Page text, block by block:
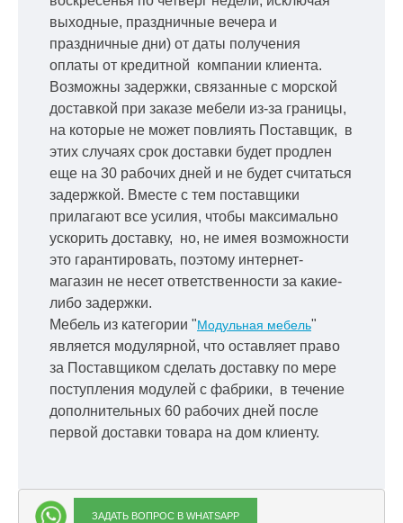
выходные, праздничные вечера и
праздничные дни) от даты получения
оплаты от кредитной компании клиента.
Возможны задержки, связанные с морской
доставкой при заказе мебели из-за границы,
на которые не может повлиять Поставщик, в
этих случаях срок доставки будет продлен
еще на 30 рабочих дней и не будет считаться
задержкой. Вместе с тем поставщики
прилагают все усилия, чтобы максимально
ускорить доставку, но, не имея возможности
это гарантировать, поэтому интернет-
магазин не несет ответственности за какие-
либо задержки.
Мебель из категории "Модульная мебель"
является модулярной, что оставляет право
за Поставщиком сделать доставку по мере
поступления модулей с фабрики, в течение
дополнительных 60 рабочих дней после
первой доставки товара на дом клиенту.
ЗАДАТЬ ВОПРОС В WHATSAPP